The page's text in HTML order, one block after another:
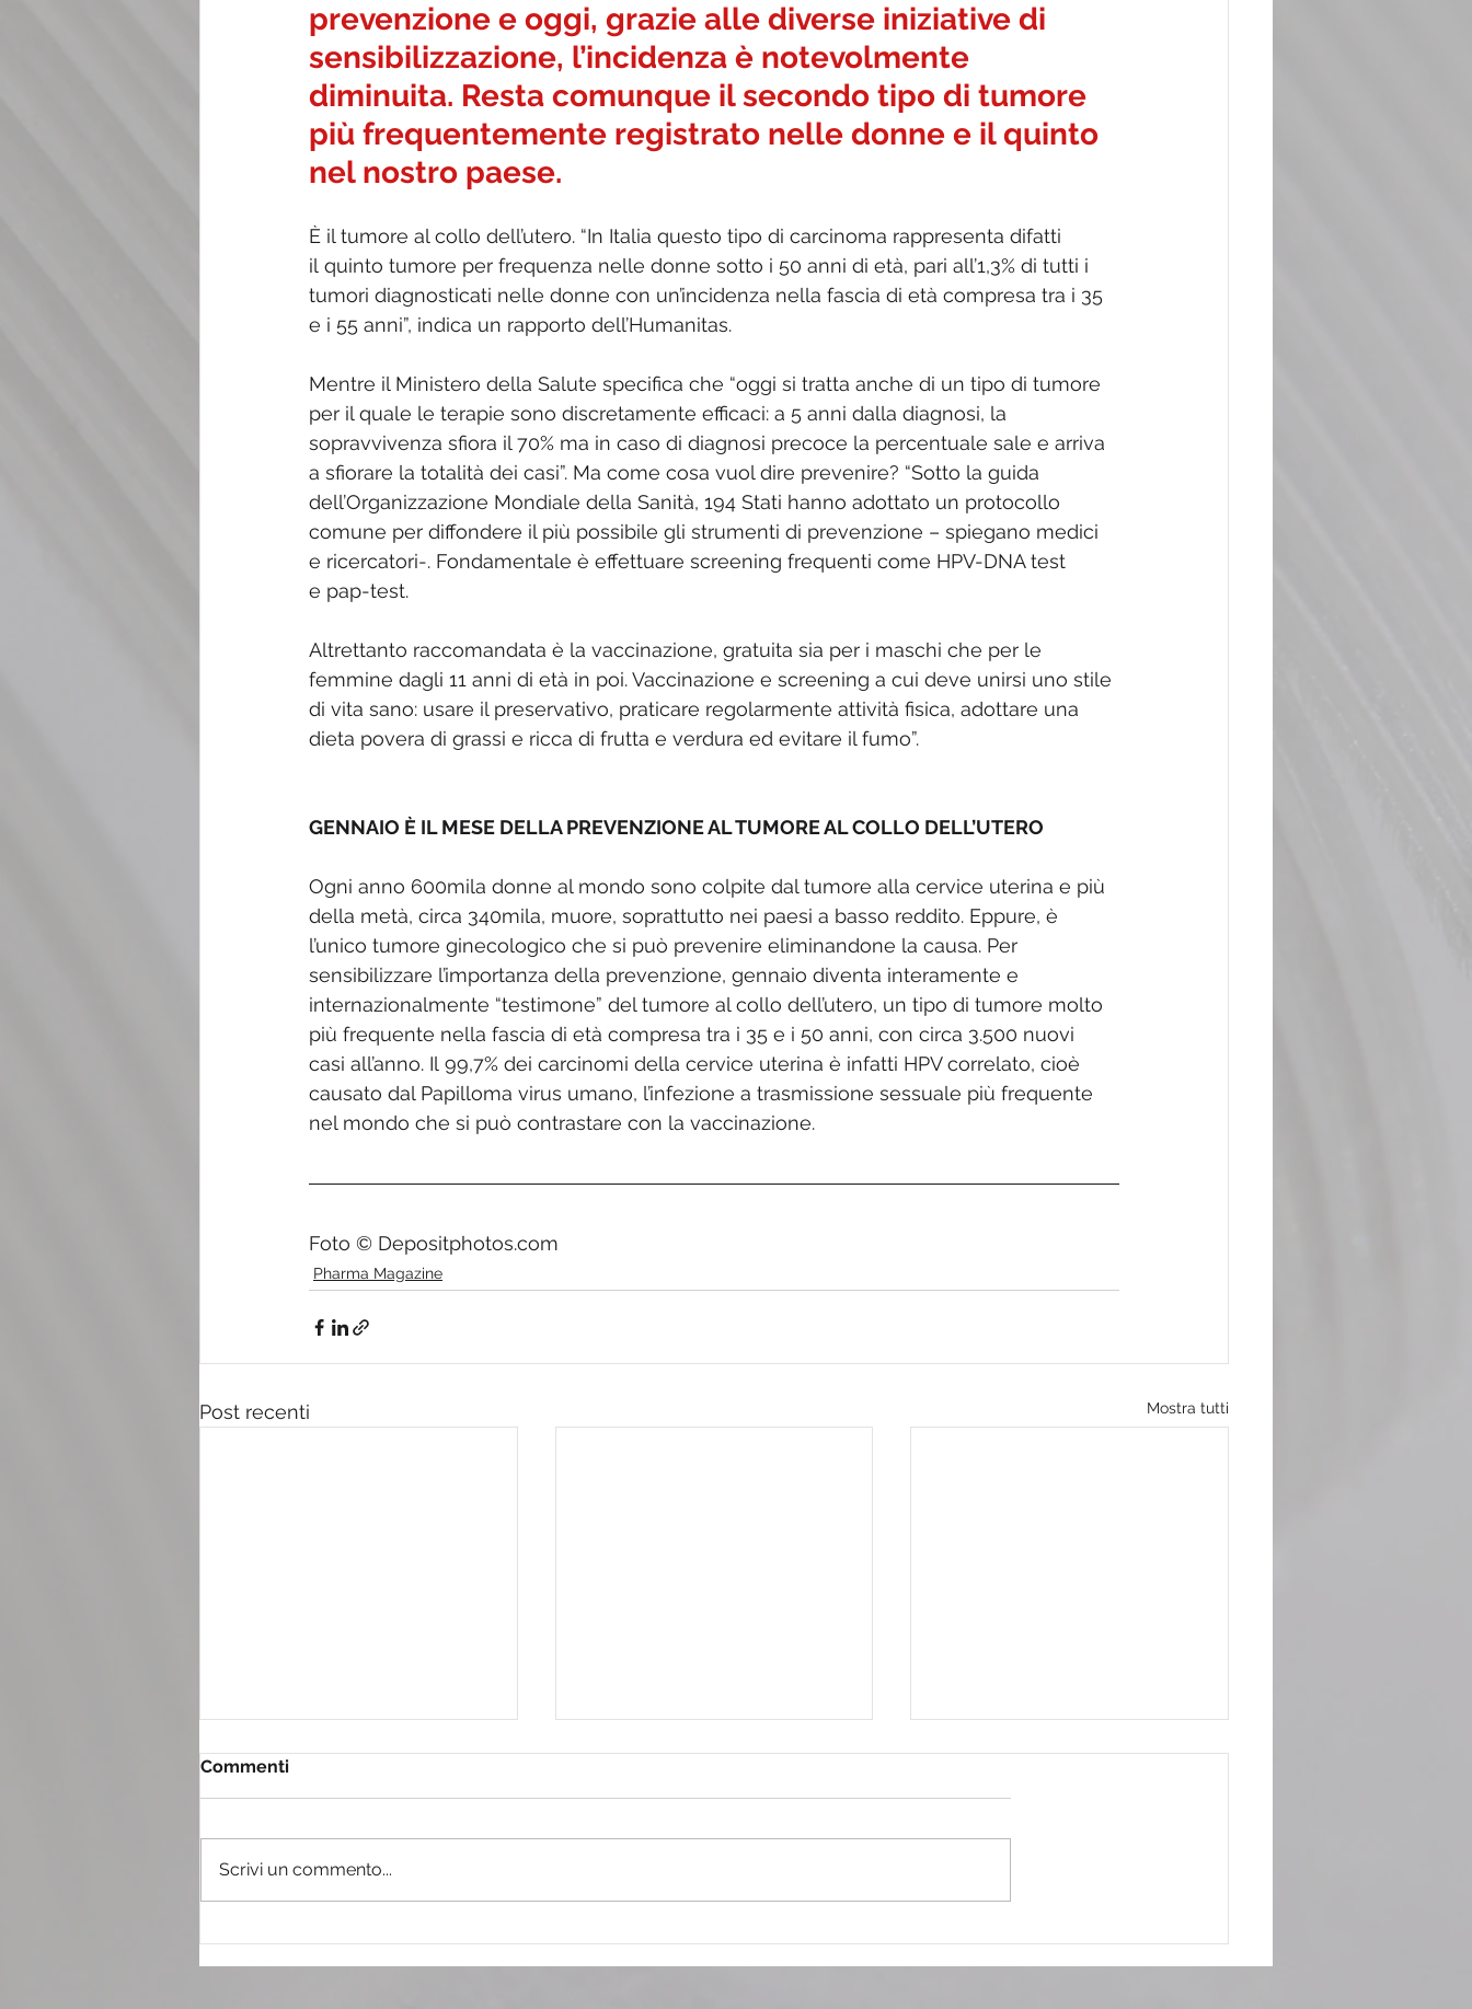
prevenzione e oggi, grazie alle diverse iniziative di
sensibilizzazione, l’incidenza è notevolmente
diminuita. Resta comunque il secondo tipo di tumore
più frequentemente registrato nelle donne e il quinto
nel nostro paese.
È il tumore al collo dell’utero. “In Italia questo tipo di carcinoma rappresenta difatti
il quinto tumore per frequenza nelle donne sotto i 50 anni di età, pari all’1,3% di tutti i
tumori diagnosticati nelle donne con un’incidenza nella fascia di età compresa tra i 35
e i 55 anni”, indica un rapporto dell’Humanitas.
Mentre il Ministero della Salute specifica che “oggi si tratta anche di un tipo di tumore
per il quale le terapie sono discretamente efficaci: a 5 anni dalla diagnosi, la
sopravvivenza sfiora il 70% ma in caso di diagnosi precoce la percentuale sale e arriva
a sfiorare la totalità dei casi”. Ma come cosa vuol dire prevenire? “Sotto la guida
dell’Organizzazione Mondiale della Sanità, 194 Stati hanno adottato un protocollo
comune per diffondere il più possibile gli strumenti di prevenzione – spiegano medici
e ricercatori-. Fondamentale è effettuare screening frequenti come HPV-DNA test
e pap-test.
Altrettanto raccomandata è la vaccinazione, gratuita sia per i maschi che per le
femmine dagli 11 anni di età in poi. Vaccinazione e screening a cui deve unirsi uno stile
di vita sano: usare il preservativo, praticare regolarmente attività fisica, adottare una
dieta povera di grassi e ricca di frutta e verdura ed evitare il fumo”.
GENNAIO È IL MESE DELLA PREVENZIONE AL TUMORE AL COLLO DELL’UTERO
Ogni anno 600mila donne al mondo sono colpite dal tumore alla cervice uterina e più
della metà, circa 340mila, muore, soprattutto nei paesi a basso reddito. Eppure, è
l’unico tumore ginecologico che si può prevenire eliminandone la causa. Per
sensibilizzare l’importanza della prevenzione, gennaio diventa interamente e
internazionalmente “testimone” del tumore al collo dell’utero, un tipo di tumore molto
più frequente nella fascia di età compresa tra i 35 e i 50 anni, con circa 3.500 nuovi
casi all’anno. Il 99,7% dei carcinomi della cervice uterina è infatti HPV correlato, cioè
causato dal Papilloma virus umano, l’infezione a trasmissione sessuale più frequente
nel mondo che si può contrastare con la vaccinazione.
Foto © Depositphotos.com
Pharma Magazine
Post recenti Mostra tutti
Commenti
Scrivi un commento...